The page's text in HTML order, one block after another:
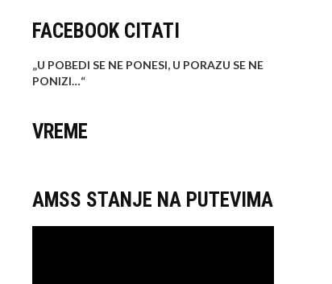
FACEBOOK CITATI
„U POBEDI SE NE PONESI, U PORAZU SE NE
PONIZI…“
VREME
AMSS STANJE NA PUTEVIMA